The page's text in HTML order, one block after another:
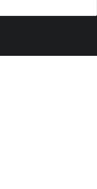
Fr.159.00kr